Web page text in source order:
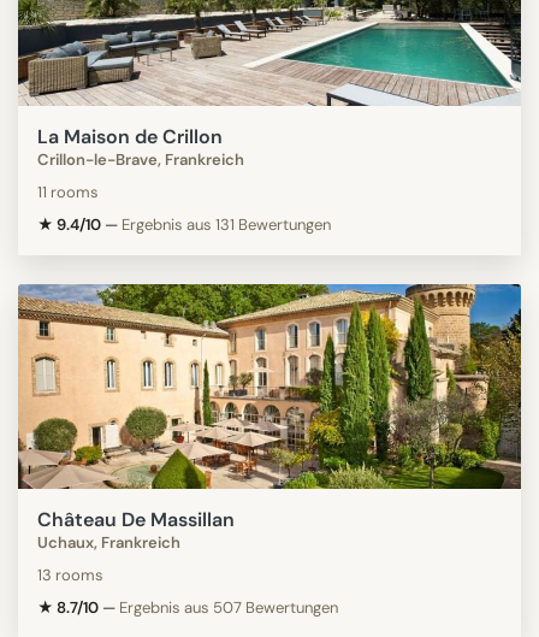
La Maison de Crillon
Crillon-le-Brave, Frankreich
11 rooms
★ 9.4/10 — Ergebnis aus 131 Bewertungen
Château De Massillan
Uchaux, Frankreich
13 rooms
★ 8.7/10 — Ergebnis aus 507 Bewertungen